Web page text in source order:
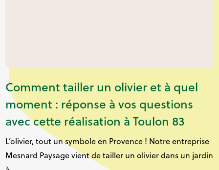
Comment tailler un olivier et à quel
moment : réponse à vos questions
avec cette réalisation à Toulon 83
L’olivier, tout un symbole en Provence ! Notre entreprise
Mesnard Paysage vient de tailler un olivier dans un jardin